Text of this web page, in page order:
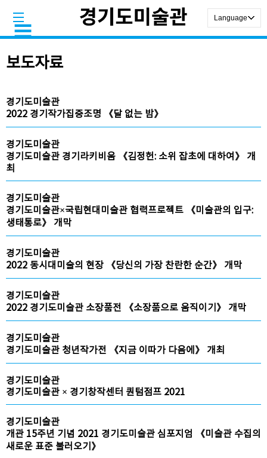
보도자료
경기도미술관
2022 경기작가집중조명 《달 없는 밤》
경기도미술관
경기도미술관 경기라키비움 《김정헌: 소위 잡초에 대하여》 개
최
경기도미술관
경기도미술관×국립현대미술관 협력프로젝트 《미술관의 입구:
생태통로》 개막
경기도미술관
2022 동시대미술의 현장 《당신의 가장 찬란한 순간》 개막
경기도미술관
2022 경기도미술관 소장품전 《소장품으로 움직이기》 개막
경기도미술관
경기도미술관 청년작가전 《지금 이따가 다음에》 개최
경기도미술관
경기도미술관 × 경기창작센터 퀀텀점프 2021
경기도미술관
개관 15주년 기념 2021 경기도미술관 심포지엄 《미술관 수집의
새로운 표준 불러오기》